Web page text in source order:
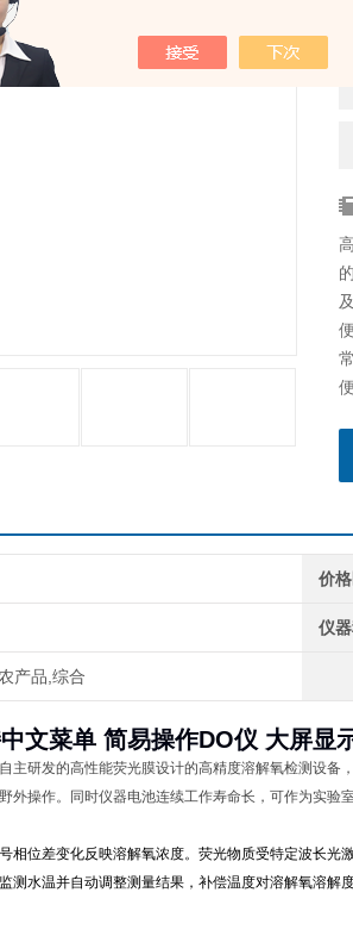
价
仪
产品,综合
文菜单 简易操作DO仪 大屏显
主研发的高性能荧光膜设计的高精度溶解氧检测设备
外操作。同时仪器电池连续工作寿命长，可作为实验
相位差变化反映溶解氧浓度。荧光物质受特定波长光
测水温并自动调整测量结果，补偿温度对溶解氧溶解